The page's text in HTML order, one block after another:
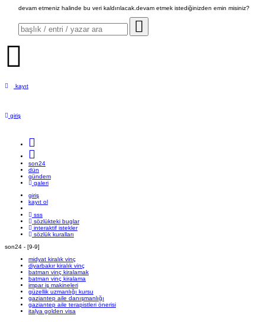
devam etmeniz halinde bu veri kaldırılacak.devam etmek istediğinizden emin misiniz?
kayıt
giriş
son24
dün
gündem
galeri
giriş
kayıt ol
sss
sözlükteki buglar
interaktif istekler
sözlük kuralları
son24 - [9-9]
midyat kiralık vinç
diyarbakır kiralık vinç
batman vinç kiralamak
batman vinç kiralama
impar iş makineleri
güzellik uzmanlığı kursu
gaziantep aile danışmanlığı
gaziantep aile terapistleri önerisi
italya golden visa